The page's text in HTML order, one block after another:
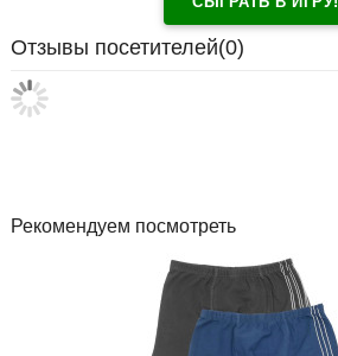
Отзывы посетителей(0)
Рекомендуем посмотреть